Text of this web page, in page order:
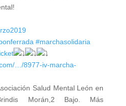
#marchasolidaria
…/8977-iv-marcha-
Salud Mental León en
Morán,2 Bajo. Más